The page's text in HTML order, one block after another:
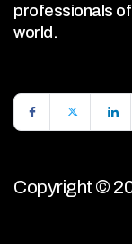
professionals
world.
Copyright ©